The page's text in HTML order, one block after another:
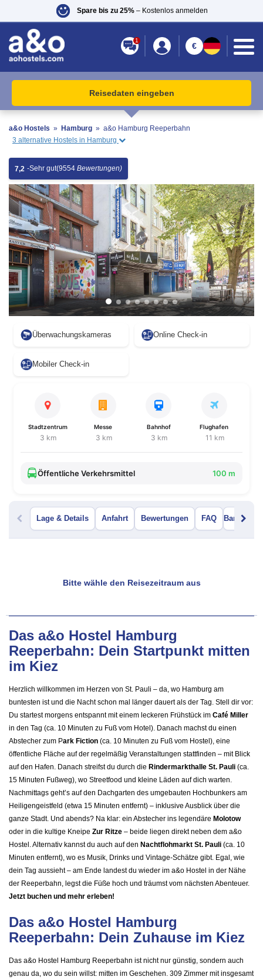
Spare bis zu 25%– Kostenlos anmelden
1
€
Reisedaten eingeben
a&o Hostels » Hamburg » a&o Hamburg Reeperbahn
3 alternative Hostels in Hamburg
7,2 -Sehr gut(9554 Bewertungen)
Überwachungskameras Online Check-in
Mobiler Check-in
Stadtzentrum
3 km
Messe
3 km
Bahnhof
3 km
Flughafen
11 km
Öffentliche Verkehrsmittel 100 m
Lage & Details Anfahrt Bewertungen FAQ Bar Menü
Bitte wähle den Reisezeitraum aus
Das a&o Hostel Hamburg
Reeperbahn: Dein Startpunkt mitten
im Kiez
Herzlich willkommen im Herzen von St. Pauli – da, wo Hamburg am
buntesten ist und die Nacht schon mal länger dauert als der Tag. Stell dir vor:
Du startest morgens entspannt mit einem leckeren Frühstück im Café Miller
in den Tag (ca. 10 Minuten zu Fuß vom Hotel). Danach machst du einen
Abstecher zum Park Fiction (ca. 10 Minuten zu Fuß vom Hostel), eine
öffentliche Fläche auf der regelmäßig Veranstaltungen stattfinden – mit Blick
auf den Hafen. Danach streifst du durch die Rindermarkthalle St. Pauli (ca.
15 Minuten Fußweg), wo Streetfood und kleine Läden auf dich warten.
Nachmittags geht’s auf den Dachgarten des umgebauten Hochbunkers am
Heiligengeistfeld (etwa 15 Minuten entfernt) – inklusive Ausblick über die
ganze Stadt. Und abends? Na klar: ein Abstecher ins legendäre Molotow
oder in die kultige Kneipe Zur Ritze – beide liegen direkt neben dem a&o
Hostel. Alternativ kannst du auch auf den Nachtflohmarkt St. Pauli (ca. 10
Minuten entfernt), wo es Musik, Drinks und Vintage-Schätze gibt. Egal, wie
dein Tag aussieht – am Ende landest du wieder im a&o Hostel in der Nähe
der Reeperbahn, legst die Füße hoch und träumst vom nächsten Abenteuer.
Jetzt buchen und mehr erleben!
Das a&o Hostel Hamburg
Reeperbahn: Dein Zuhause im Kiez
Das a&o Hostel Hamburg Reeperbahn ist nicht nur günstig, sondern auch
genau da, wo du sein willst: mitten im Geschehen. 309 Zimmer mit insgesamt